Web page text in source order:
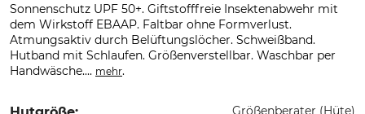
Sonnenschutz UPF 50+. Giftstofffreie Insektenabwehr mit
dem Wirkstoff EBAAP. Faltbar ohne Formverlust.
Atmungsaktiv durch Belüftungslöcher. Schweißband.
Hutband mit Schlaufen. Größenverstellbar. Waschbar per
Handwäsche.... mehr.
Größenberater (Hüte)